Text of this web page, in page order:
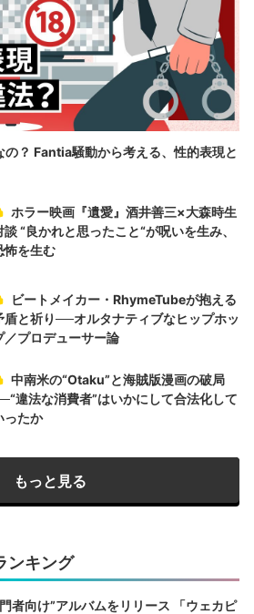
の？ Fantia騒動から考える、性的表現と
ホラー映画『遺愛』酒井善三×大森時生
談 “良かれと思ったこと“が呪いを生み、
怖を生む
ビートメイカー・RhymeTubeが抱える
盾と祈り──オルタナティブなヒップホッ
／プロデューサー論
中南米の“Otaku”と海賊版漫画の破局
違法な消費者”はいかにして合法化して
ったか
もっと見る
ンキング
者向け”アルバムをリリース 「ウェカピ